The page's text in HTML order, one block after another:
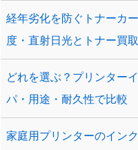
経年劣化を防ぐトナーカ
度・直射日光とトナー買
どれを選ぶ？プリンター
パ・用途・耐久性で比較
家庭用プリンターのイン